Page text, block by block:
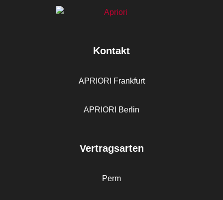
Kontakt
APRIORI Frankfurt
APRIORI Berlin
Vertragsarten
Perm